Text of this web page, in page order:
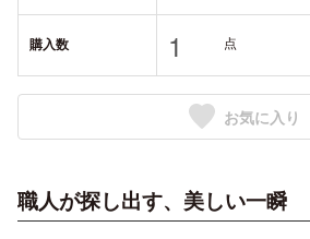
購入数 点
お気に入り
職人が探し出す、美しい一瞬